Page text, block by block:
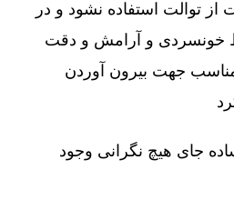
توالت استفاده نشود و در
خونسردی و آرامش و دقت
جهت بیرون آوردن
جای هیچ نگرانی وجود